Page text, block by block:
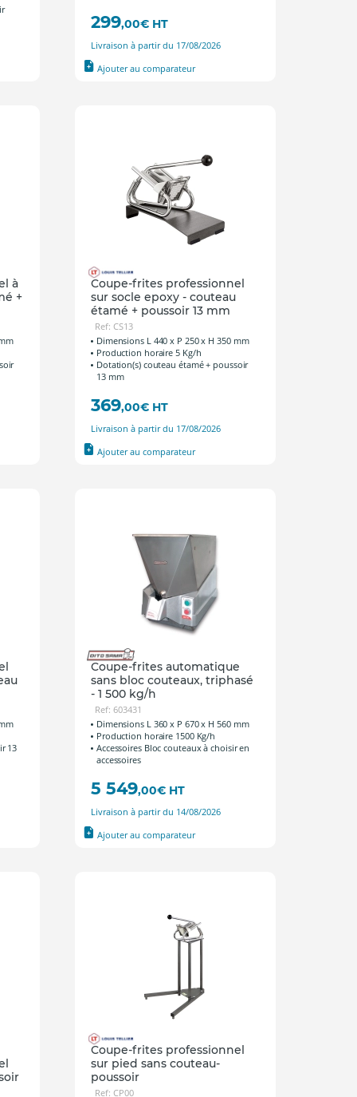
299,00€ HT
Livraison à partir du 17/08/2026
Ajouter au comparateur
à
+
Coupe-frites professionnel
sur socle epoxy - couteau
étamé + poussoir 13 mm
Ref: CS13
Dimensions L 440 x P 250 x H 350 mm
Production horaire 5 Kg/h
Dotation(s) couteau étamé + poussoir
13 mm
369,00€ HT
Livraison à partir du 17/08/2026
Ajouter au comparateur
13
Coupe-frites automatique
sans bloc couteaux, triphasé
- 1 500 kg/h
Ref: 603431
Dimensions L 360 x P 670 x H 560 mm
Production horaire 1500 Kg/h
Accessoires Bloc couteaux à choisir en
accessoires
5 549,00€ HT
Livraison à partir du 14/08/2026
Ajouter au comparateur
Coupe-frites professionnel
sur pied sans couteau-
poussoir
Ref: CP00